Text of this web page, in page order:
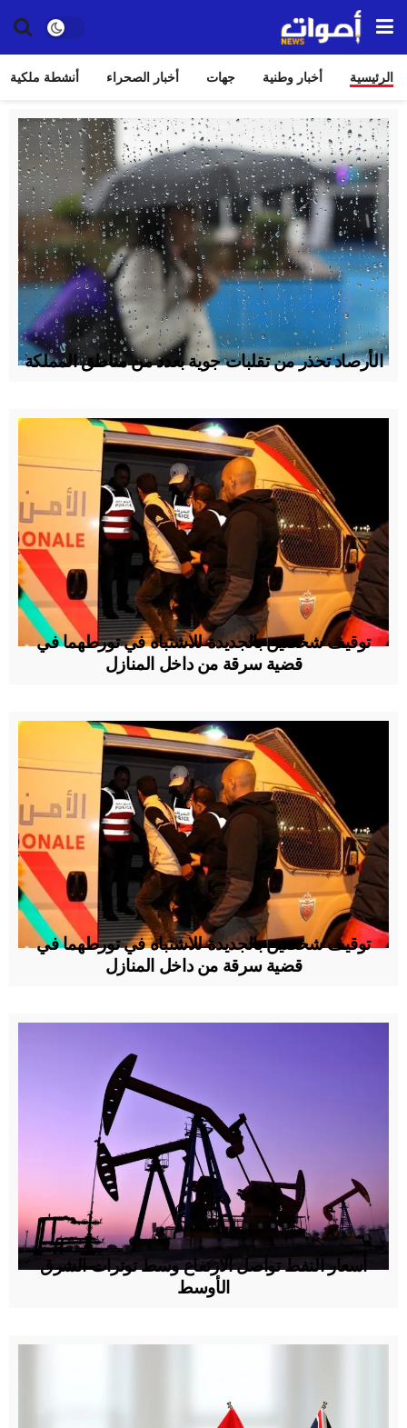
الرئيسية أخبار وطنية جهات أخبار الصحراء أنشطة ملكية
الأرصاد تحذر من تقلبات جوية بعدد من مناطق المملكة
توقيف شخصين بالجديدة للاشتباه في تورطهما في
قضية سرقة من داخل المنازل
توقيف شخصين بالجديدة للاشتباه في تورطهما في
قضية سرقة من داخل المنازل
أسعار النفط تواصل الارتفاع وسط توترات الشرق
الأوسط